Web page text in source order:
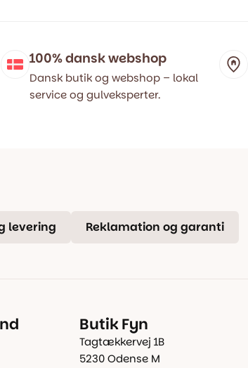
100% dansk webshop
Dansk butik og webshop – lokal
service og gulveksperter.
levering Reklamation og garanti
Butik Fyn
Tagtækkervej 1B
5230 Odense M